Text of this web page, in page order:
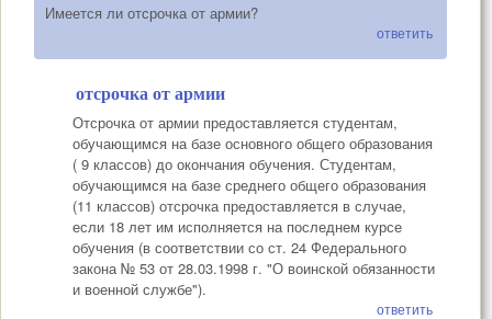
Имеется ли отсрочка от армии?
ответить
отсрочка от армии
Отсрочка от армии предоставляется студентам,
обучающимся на базе основного общего образования
( 9 классов) до окончания обучения. Студентам,
обучающимся на базе среднего общего образования
(11 классов) отсрочка предоставляется в случае,
если 18 лет им исполняется на последнем курсе
обучения (в соответствии со ст. 24 Федерального
закона № 53 от 28.03.1998 г. "О воинской обязанности
и военной службе").
ответить